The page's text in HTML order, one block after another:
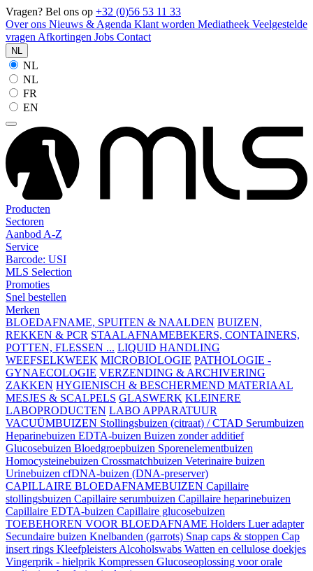
Vragen? Bel ons op +32 (0)56 53 11 33
Over ons Nieuws & Agenda Klant worden Mediatheek Veelgestelde
vragen Afkortingen Jobs Contact
NL
NL
NL
FR
EN
Producten
Sectoren
Aanbod A-Z
Service
Barcode: USI
MLS Selection
Promoties
Snel bestellen
Merken
BLOEDAFNAME, SPUITEN & NAALDEN BUIZEN,
REKKEN & PCR STAALAFNAMEBEKERS, CONTAINERS,
POTTEN, FLESSEN ... LIQUID HANDLING
WEEFSELKWEEK MICROBIOLOGIE PATHOLOGIE -
GYNAECOLOGIE VERZENDING & ARCHIVERING
ZAKKEN HYGIENISCH & BESCHERMEND MATERIAAL
MESJES & SCALPELS GLASWERK KLEINERE
LABOPRODUCTEN LABO APPARATUUR
VACUÜMBUIZEN Stollingsbuizen (citraat) / CTAD Serumbuizen
Heparinebuizen EDTA-buizen Buizen zonder additief
Glucosebuizen Bloedgroepbuizen Sporenelementbuizen
Homocysteinebuizen Crossmatchbuizen Veterinaire buizen
Urinebuizen cfDNA-buizen (DNA-preserver)
CAPILLAIRE BLOEDAFNAMEBUIZEN Capillaire
stollingsbuizen Capillaire serumbuizen Capillaire heparinebuizen
Capillaire EDTA-buizen Capillaire glucosebuizen
TOEBEHOREN VOOR BLOEDAFNAME Holders Luer adapter
Secundaire buizen Knelbanden (garrots) Snap caps & stoppen Cap
insert rings Kleefpleisters Alcoholswabs Watten en cellulose doekjes
Vingerprik - hielprik Kompressen Glucoseoplossing voor orale